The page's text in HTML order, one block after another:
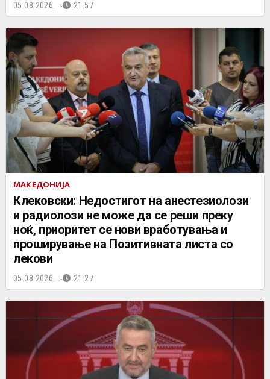
05.08.2026. 21:57
МАКЕДОНИЈА
Клековски: Недостигот на анестезиолози
и радиолози не може да се реши преку
ноќ, приоритет се нови вработувања и
проширување на Позитивната листа со
лекови
05.08.2026. 21:27